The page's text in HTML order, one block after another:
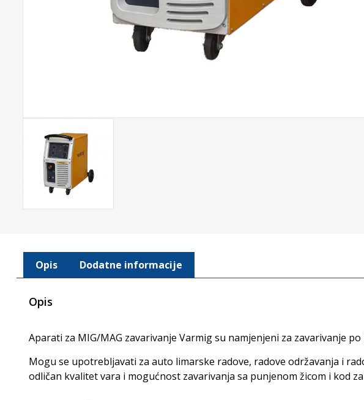
Opis Dodatne informacije
Opis
Aparati za MIG/MAG zavarivanje Varmig su namjenjeni za zavarivanje
Mogu se upotrebljavati za auto limarske radove, radove održavanja i
odličan kvalitet vara i mogućnost zavarivanja sa punjenom žicom i kod